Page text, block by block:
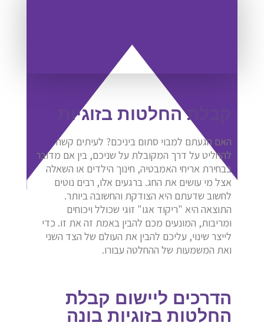
קבלת החלטות בזוגיות
האם הגעתם למבוי סתום ביניכם? לעיתים קשה
להחליט על דרך המקובלת על שניכם, בין אם מדובר
בבחירת אריחי האמבטיה, חינוך הילדים או השאלה
אצל מי עושים את החג. ברגעים אלו, רבים נוטים
לחשוב שדעתם היא הצודקת והחשובה ביותר.
התוצאה היא "ריקוד אגו" זוגי שכולל ויכוחים
ומריבות, המונעים מכם להבין באמת זה את זו. כדי
לייצר שינוי, עליכם להבין את העולם של הצד השני
ואת המשמעות של ההחלטה עבורו.
הדרכים ליישום קבלת
החלטות בזוגיות בונה